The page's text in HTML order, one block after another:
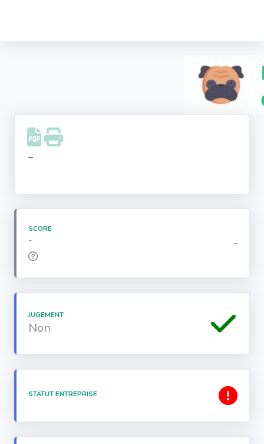
Facebook
Instagram
-
SCORE
- -
JUGEMENT
Non
STATUT ENTREPRISE